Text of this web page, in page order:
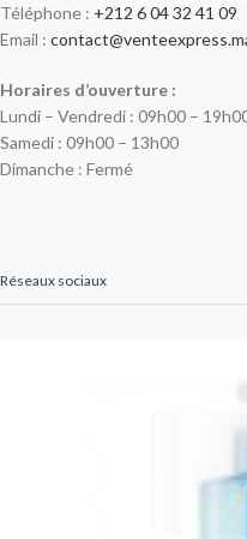
Téléphone : +212 6 04 32 41 09
Email :
Horaires d’ouverture :
Lundi – Vendredi : 09h00 –
Samedi : 09h00 – 13h00
Dimanche : Fermé
Réseaux sociaux